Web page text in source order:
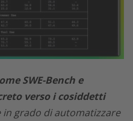
SWE-Bench e
verso i cosiddetti
in grado di automatizzare